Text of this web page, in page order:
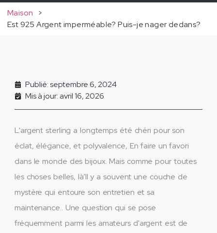
Maison
>
Est 925 Argent imperméable? Puis-je nager dedans?
Publié: septembre 6, 2024
Mis à jour: avril 16, 2026
L'argent sterling a longtemps été chéri pour son
éclat, élégance, et polyvalence, En faire un favori
dans le monde des bijoux. Mais comme pour toutes
les choses belles, là’Il y a souvent une couche de
mystère qui entoure son entretien et sa
maintenance.. Une question qui se pose
fréquemment parmi les amateurs d'argent est de